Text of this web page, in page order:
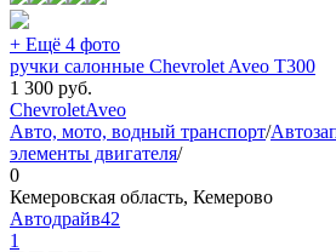
+ Ещё 4 фото
ручки салонные Chevrolet Aveo T300
1 300 руб.
ChevroletAveo
Авто, мото, водный транспорт/
элементы двигателя/
0
Кемеровская область, Кемерово
Автодрайв42
1